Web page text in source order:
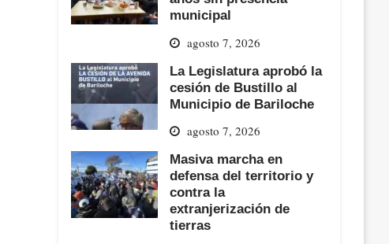
municipal
agosto 7, 2026
La Legislatura aprobó la
cesión de Bustillo al
Municipio de Bariloche
agosto 7, 2026
Masiva marcha en
defensa del territorio y
contra la
extranjerización de
tierras